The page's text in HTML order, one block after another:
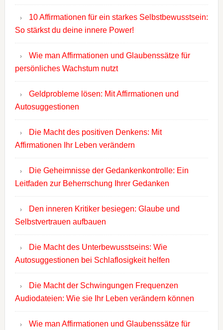
10 Affirmationen für ein starkes Selbstbewusstsein:
So stärkst du deine innere Power!
Wie man Affirmationen und Glaubenssätze für
persönliches Wachstum nutzt
Geldprobleme lösen: Mit Affirmationen und
Autosuggestionen
Die Macht des positiven Denkens: Mit
Affirmationen Ihr Leben verändern
Die Geheimnisse der Gedankenkontrolle: Ein
Leitfaden zur Beherrschung Ihrer Gedanken
Den inneren Kritiker besiegen: Glaube und
Selbstvertrauen aufbauen
Die Macht des Unterbewusstseins: Wie
Autosuggestionen bei Schlaflosigkeit helfen
Die Macht der Schwingungen Frequenzen
Audiodateien: Wie sie Ihr Leben verändern können
Wie man Affirmationen und Glaubenssätze für